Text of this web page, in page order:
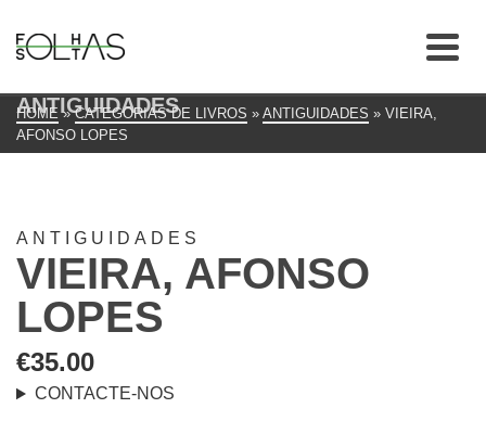
ANTIGUIDADES
HOME » CATEGORIAS DE LIVROS » ANTIGUIDADES » VIEIRA,
AFONSO LOPES
ANTIGUIDADES
VIEIRA, AFONSO
LOPES
€35.00
CONTACTE-NOS